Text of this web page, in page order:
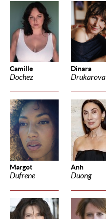
Camille
Dochez
Dinara
Drukarova
Margot
Dufrene
Anh
Duong